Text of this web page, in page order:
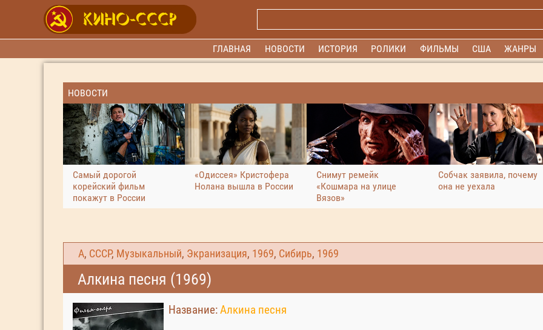
ГЛАВНАЯ НОВОСТИ ИСТОРИЯ РОЛИКИ ФИЛЬМЫ США ЖАНРЫ
НОВОСТИ
Самый дорогой
корейский фильм
покажут в России
«Одиссея» Кристофера
Нолана вышла в России
Снимут ремейк
«Кошмара на улице
Вязов»
Собчак заявила, почему
она не уехала
А, СССР, Музыкальный, Экранизация, 1969, Сибирь, 1969
Алкина песня (1969)
Название:Алкина песня